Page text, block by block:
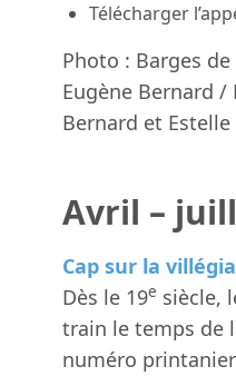
Télécharger
Photo : Barges de
Eugène Bernard /
Bernard et
Avril –
Cap sur la
Dès le 19e siècle,
train le temps de
numéro